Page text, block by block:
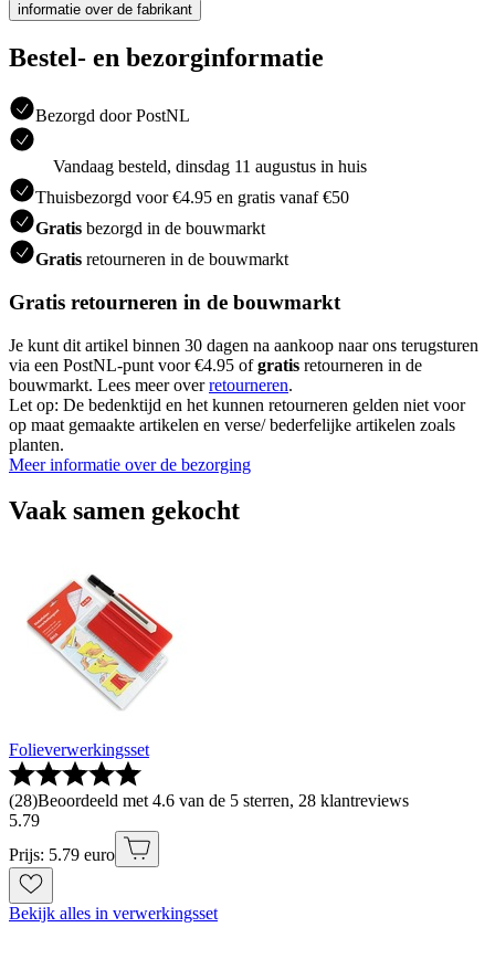
informatie over de fabrikant
Bestel- en bezorginformatie
Bezorgd door PostNL
Vandaag besteld, dinsdag 11 augustus in huis
Thuisbezorgd voor €4.95 en gratis vanaf €50
Gratis bezorgd in de bouwmarkt
Gratis retourneren in de bouwmarkt
Gratis retourneren in de bouwmarkt
Je kunt dit artikel binnen 30 dagen na aankoop naar ons terugsturen
via een PostNL-punt voor €4.95 ofgratis retourneren in de
bouwmarkt. Lees meer overretourneren.
Let op: De bedenktijd en het kunnen retourneren gelden niet voor
op maat gemaakte artikelen en verse/ bederfelijke artikelen zoals
planten.
Meer informatie over de bezorging
Vaak samen gekocht
Folieverwerkingsset
(28)Beoordeeld met 4.6 van de 5 sterren, 28 klantreviews
5.79
Prijs: 5.79 euro
Bekijk alles in verwerkingsset